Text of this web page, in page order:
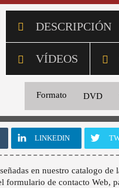
DESCRIPCIÓN
VÍDEOS
Formato DVD
LINKEDIN
en nuestro catalogo
formulario de contacto Web,